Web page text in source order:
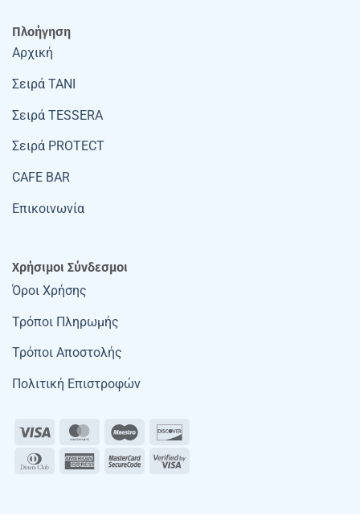
Πλοήγηση
Αρχική
Σειρά TANI
Σειρά TESSERA
Σειρά PROTECT
CAFE BAR
Επικοινωνία
Χρήσιμοι Σύνδεσμοι
Όροι Χρήσης
Τρόποι Πληρωμής
Τρόποι Αποστολής
Πολιτική Επιστροφών
Visa MasterCardMaestro
Dinners
AmericanMasterCard
Visa